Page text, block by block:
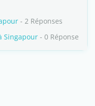
- 2 Réponses
Singapour - 0 Réponse